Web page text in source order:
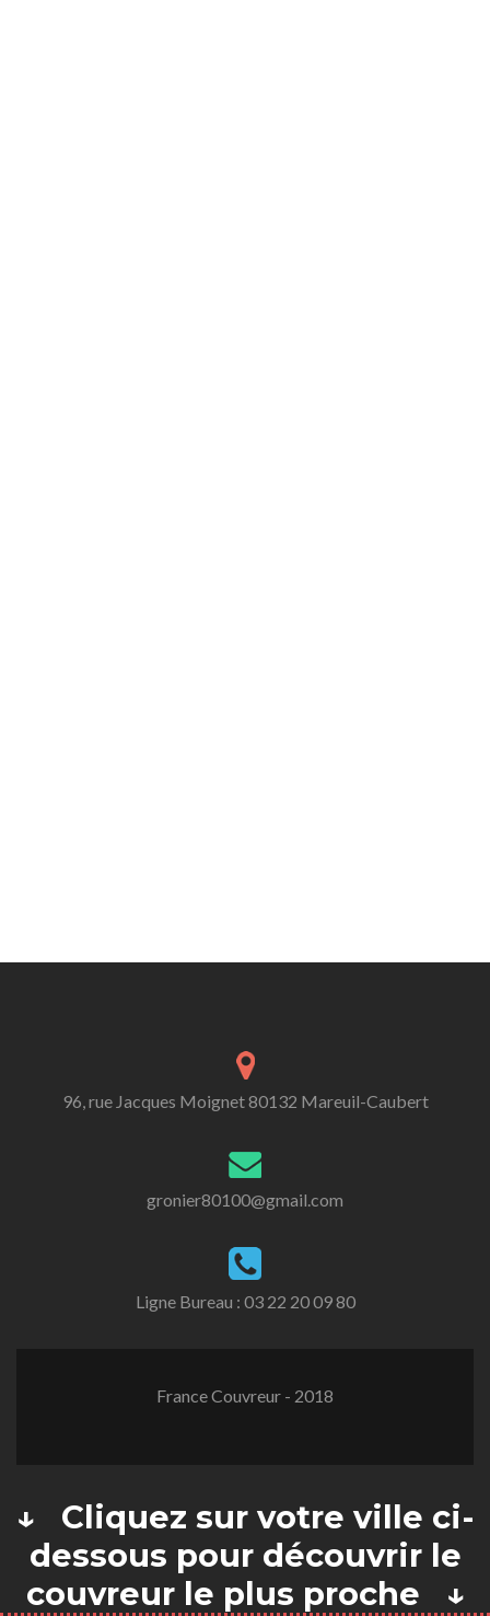
96, rue Jacques Moignet 80132 Mareuil-Caubert
gronier80100@gmail.com
Ligne Bureau : 03 22 20 09 80
France Couvreur - 2018
↓ Cliquez sur votre ville ci-
dessous pour découvrir le
couvreur le plus proche ↓